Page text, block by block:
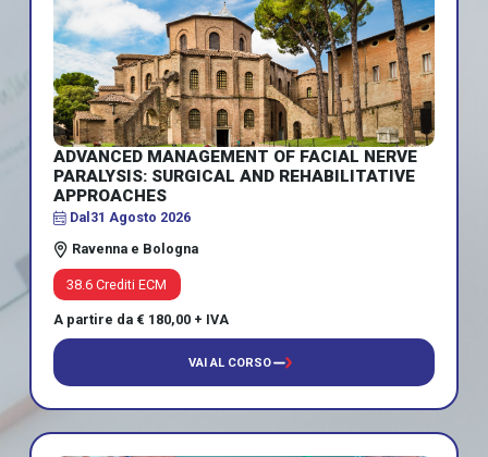
ADVANCED MANAGEMENT OF FACIAL NERVE
PARALYSIS: SURGICAL AND REHABILITATIVE
APPROACHES
Dal 31 Agosto 2026
Ravenna e Bologna
38.6 Crediti ECM
A partire da € 180,00 + IVA
VAI AL CORSO